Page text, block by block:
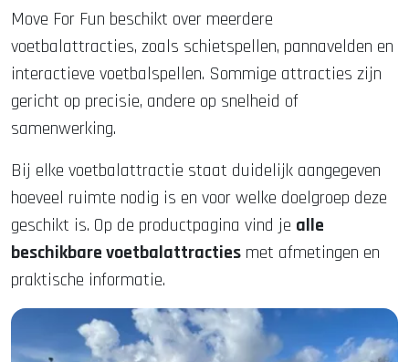
Move For Fun beschikt over meerdere
voetbalattracties, zoals schietspellen, pannavelden en
interactieve voetbalspellen. Sommige attracties zijn
gericht op precisie, andere op snelheid of
samenwerking.
Bij elke voetbalattractie staat duidelijk aangegeven
hoeveel ruimte nodig is en voor welke doelgroep deze
geschikt is. Op de productpagina vind je alle
beschikbare voetbalattracties met afmetingen en
praktische informatie.